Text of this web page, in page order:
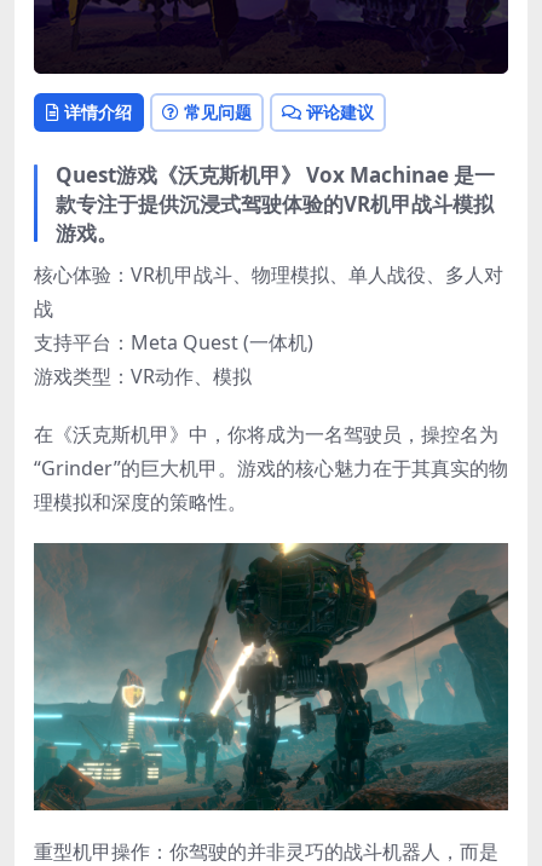
Video
详情介绍 常见问题 评论建议
Quest游戏《沃克斯机甲》 Vox Machinae 是一
款专注于提供沉浸式驾驶体验的VR机甲战斗模拟
游戏。
核心体验：VR机甲战斗、物理模拟、单人战役、多人对
战
​支持平台：​Meta Quest​ (一体机)
​游戏类型​：VR动作、模拟
在《沃克斯机甲》中，你将成为一名驾驶员，操控名为
“Grinder”的巨大机甲。游戏的核心魅力在于其真实的物
理模拟和深度的策略性​。
​重型机甲操作​：你驾驶的并非灵巧的战斗机器人，而是